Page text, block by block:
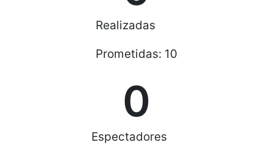
Realizadas
Prometidas: 10
Espectadores
0